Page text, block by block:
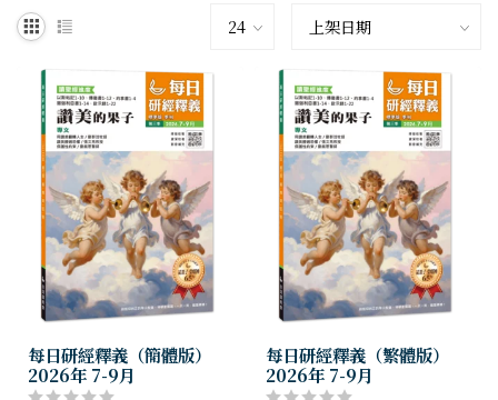
每日研經釋義（簡體版）
2026年 7-9月
每日研經釋義（繁體版）
2026年 7-9月